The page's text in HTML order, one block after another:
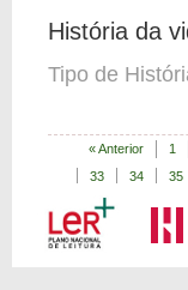
História da
Tipo de
« Anterior 1
33
34 35